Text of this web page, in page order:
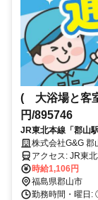
( 大浴場と客
円/895746
JR東北本線「郡山
屋づくりをお任せ
OK＊
株式会社G&G 郡
アクセス: JR東北本線「郡山駅」より車で約10分 ➡無料駐車場完備！
車・バイク・自
も便利！
時給1,106円
福島県郡山市
勤務時間・曜日